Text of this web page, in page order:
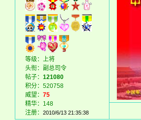
等级：上将
头衔：副总司令
帖子： 121080
积分：520758
威望： 75
精华：148
注册：
2010/6/13 21:35:38